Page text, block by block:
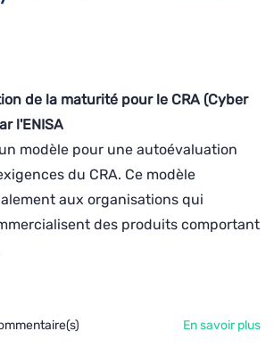
de la maturité pour le CRA (Cyber
l'ENISA
modèle pour une autoévaluation
du CRA. Ce modèle
aux organisations qui
des produits comportant
En savoir plus